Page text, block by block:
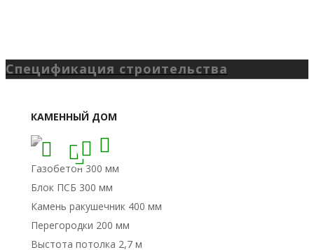
Спецификация строительства